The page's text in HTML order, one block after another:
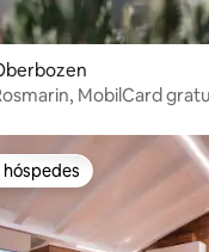
MobilCard
preferidos dos